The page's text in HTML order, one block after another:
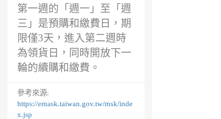
第一週的「週一」至「週
三」是預購和繳費日，期
限僅3天，進入第二週時
為領貨日，同時開放下一
輪的續購和繳費。
參考來源:
https://emask.taiwan.gov.tw/msk/inde
x.jsp